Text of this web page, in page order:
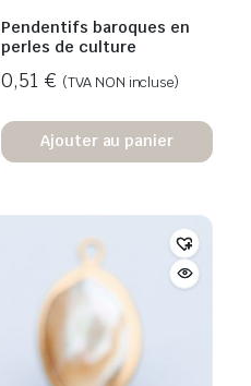
Pendentifs baroques en
perles de culture
0,51 € (TVA NON incluse)
Ajouter au panier